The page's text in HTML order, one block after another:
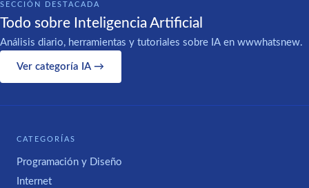
SECCIÓN DESTACADA
Todo sobre Inteligencia Artificial
Análisis diario, herramientas y tutoriales sobre IA en wwwhatsnew.
Ver categoría IA →
CATEGORÍAS
Programación y Diseño
Internet